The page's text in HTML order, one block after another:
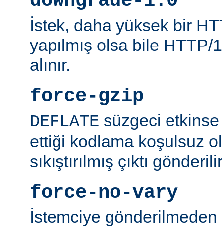
İstek, daha yüksek bir
yapılmış olsa bile
alınır.
force-gzip
DEFLATE süzgeci etkinse
ettiği kodlama koşulsuz
sıkıştırılmış çıktı
force-no-vary
İstemciye